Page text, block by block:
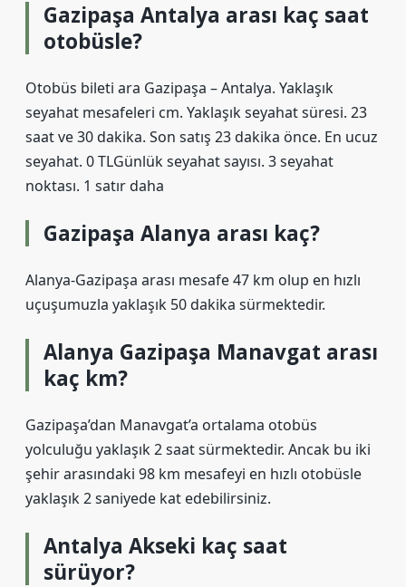
Gazipaşa Antalya arası kaç saat
otobüsle?
Otobüs bileti ara Gazipaşa – Antalya. Yaklaşık
seyahat mesafeleri cm. Yaklaşık seyahat süresi. 23
saat ve 30 dakika. Son satış 23 dakika önce. En ucuz
seyahat. 0 TLGünlük seyahat sayısı. 3 seyahat
noktası. 1 satır daha
Gazipaşa Alanya arası kaç?
Alanya-Gazipaşa arası mesafe 47 km olup en hızlı
uçuşumuzla yaklaşık 50 dakika sürmektedir.
Alanya Gazipaşa Manavgat arası
kaç km?
Gazipaşa’dan Manavgat’a ortalama otobüs
yolculuğu yaklaşık 2 saat sürmektedir. Ancak bu iki
şehir arasındaki 98 km mesafeyi en hızlı otobüsle
yaklaşık 2 saniyede kat edebilirsiniz.
Antalya Akseki kaç saat
sürüyor?